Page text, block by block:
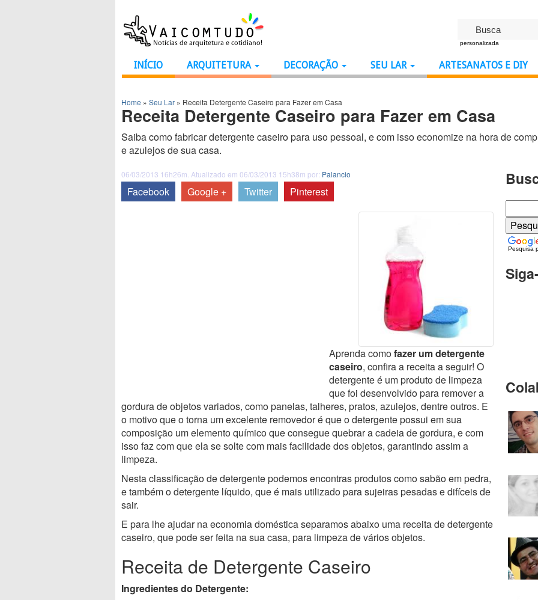
personalizada
INÍCIO ARQUITETURA DECORAÇÃO SEU LAR ARTESANATOS E DIY
Home » Seu Lar » Receita Detergente Caseiro para Fazer em Casa
Receita Detergente Caseiro para Fazer em Casa
Saiba como fabricar detergente caseiro para uso pessoal, e com isso economize na hora de
e azulejos de sua casa.
06/03/2013 16h26m. Atualizado em 06/03/2013 15h38m por: Palancio
Facebook Google + Twitter Pinterest
Aprenda comofazer um detergente
caseiro, confira a receita a seguir! O
detergente é um produto de limpeza
que foi desenvolvido para remover a
gordura de objetos variados, como panelas, talheres, pratos, azulejos, dentre outros. E
o motivo que o torna um excelente removedor é que o detergente possui em sua
composição um elemento químico que consegue quebrar a cadeia de gordura, e com
isso faz com que ela se solte com mais facilidade dos objetos, garantindo assim a
limpeza.
Nesta classificação de detergente podemos encontras produtos como sabão em pedra,
e também o detergente líquido, que é mais utilizado para sujeiras pesadas e difíceis de
sair.
E para lhe ajudar na economia doméstica separamos abaixo uma receita de detergente
caseiro, que pode ser feita na sua casa, para limpeza de vários objetos.
Receita de Detergente Caseiro
Ingredientes do Detergente:
Pesquisa